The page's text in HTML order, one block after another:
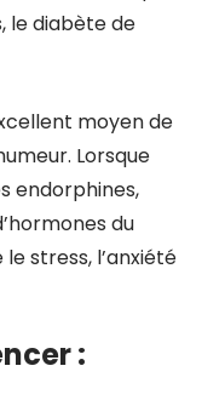
le diabète de
moyen de
Lorsque
endorphines,
du
stress, l’anxiété
: